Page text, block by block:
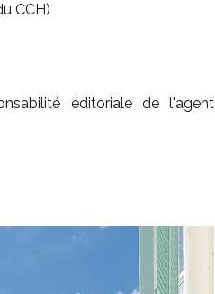
CCH)
éditoriale de l'agent